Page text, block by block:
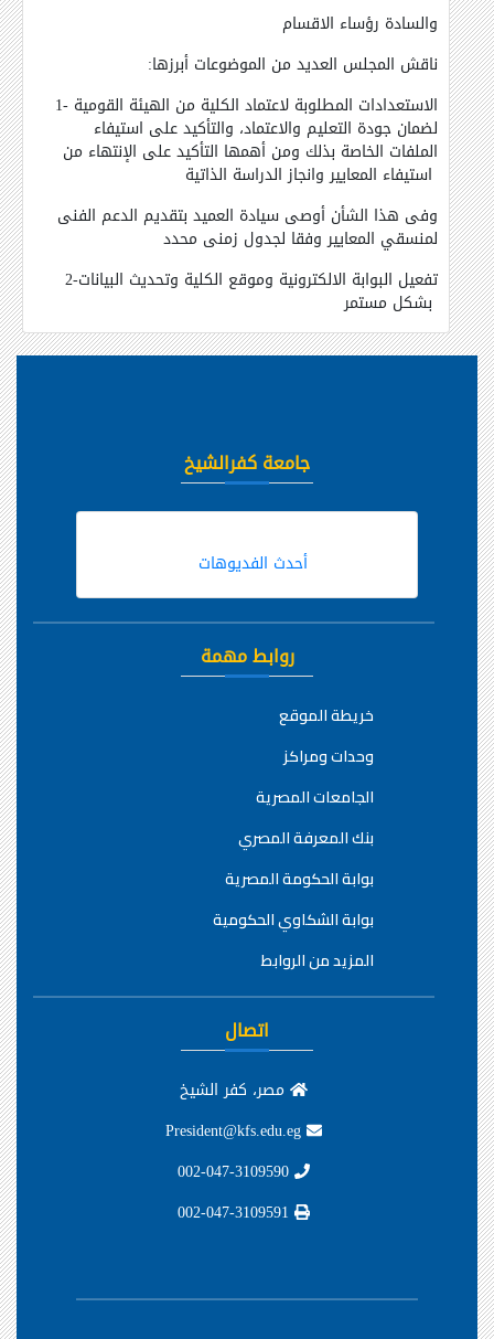
والسادة رؤساء الاقسام
:ناقش المجلس العديد من الموضوعات أبرزها
1- الاستعدادات المطلوبة لاعتماد الكلية من الهيئة القومية
لضمان جودة التعليم والاعتماد، والتأكيد على استيفاء
الملفات الخاصة بذلك ومن أهمها التأكيد على الإنتهاء من
وفى هذا الشأن أوصى سيادة العميد بتقديم الدعم الفنى
لمنسقي المعايير وفقا لجدول زمنى محدد
2-تفعيل البوابة الالكترونية وموقع الكلية وتحديث البيانات
جامعة كفرالشيخ
أحدث الفديوهات
روابط مهمة
خريطة الموقع
وحدات ومراكز
الجامعات المصرية
بنك المعرفة المصري
بوابة الحكومة المصرية
بوابة الشكاوي الحكومية
المزيد من الروابط
اتصال
مصر، كفر الشيخ